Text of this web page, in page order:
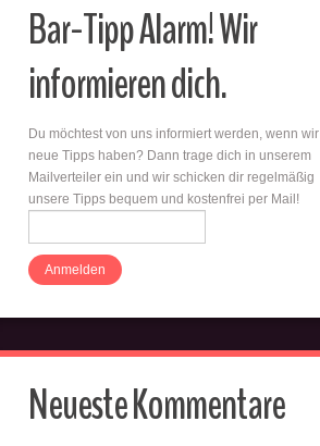
Bar-Tipp Alarm! Wir
informieren dich.
Du möchtest von uns informiert werden, wenn wir
neue Tipps haben? Dann trage dich in unserem
Mailverteiler ein und wir schicken dir regelmäßig
unsere Tipps bequem und kostenfrei per Mail!
Neueste Kommentare